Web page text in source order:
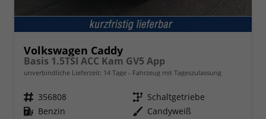
Volkswagen Caddy
Basis 1.5TSI ACC Kam GV5 App
unverbindliche Lieferzeit: 14 Tage Fahrzeug mit Tageszulassung
Fahrzeugnr. 356808 Getriebe Schaltgetriebe
Kraftstoff Benzin Außenfarbe Candyweiß